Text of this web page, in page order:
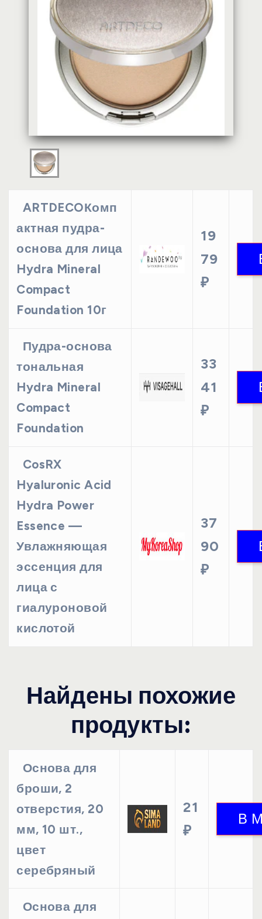
ARTDECOКомп
актная пудра-
основа для лица
Hydra Mineral
Compact
Foundation 10г
19
79
₽
Пудра-основа
тональная
Hydra Mineral
Compact
Foundation
33
41
₽
CosRX
Hyaluronic Acid
Hydra Power
Essence —
Увлажняющая
эссенция для
лица с
гиалуроновой
кислотой
37
90
₽
Найдены похожие
продукты:
Основа для
броши, 2
отверстия, 20
мм, 10 шт.,
цвет
серебряный
21
₽
Основа для